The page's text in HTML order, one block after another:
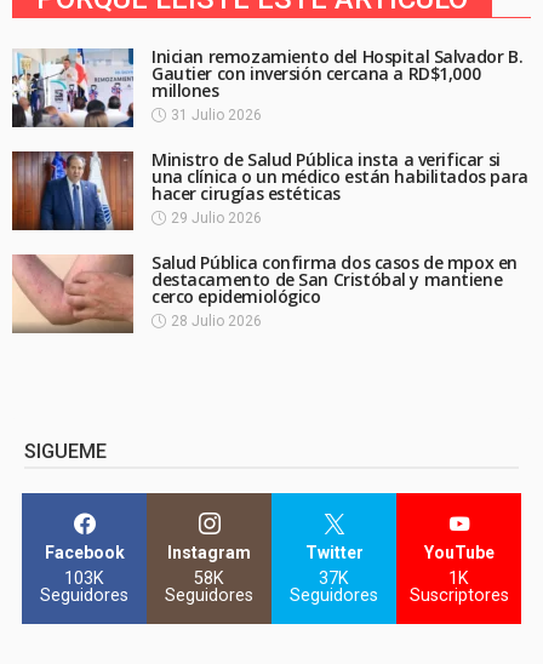
Inician remozamiento del Hospital Salvador B.
Gautier con inversión cercana a RD$1,000
millones
31 Julio 2026
Ministro de Salud Pública insta a verificar si
una clínica o un médico están habilitados para
hacer cirugías estéticas
29 Julio 2026
Salud Pública confirma dos casos de mpox en
destacamento de San Cristóbal y mantiene
cerco epidemiológico
28 Julio 2026
SIGUEME
Facebook
103K
Seguidores
Instagram
58K
Seguidores
Twitter
37K
Seguidores
YouTube
1K
Suscriptores